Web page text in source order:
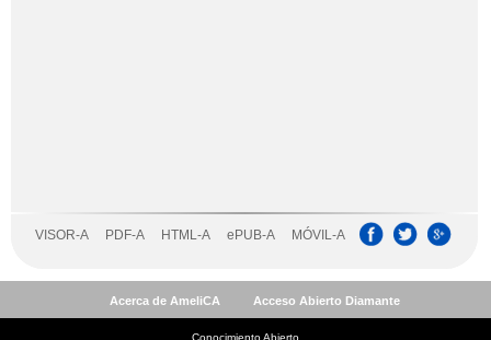
Acerca de AmeliCA Acceso Abierto Diamante
Conocimiento Abierto